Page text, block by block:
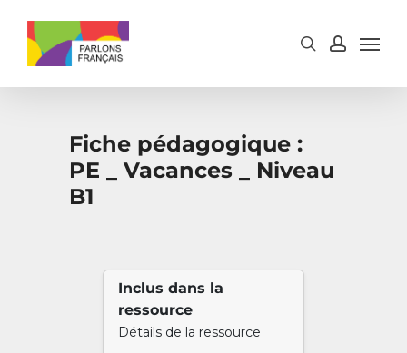
Fiche pédagogique :
PE _ Vacances _ Niveau
B1
Inclus dans la
ressource
Détails de la ressource